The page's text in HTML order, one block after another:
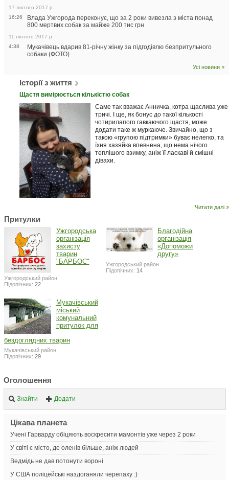
17 лютого 2017 р.
16:26
Влада Ужгорода переконує, що за 2 роки вивезла з міста понад
800 мертвих собак за майже 200 тис грн
11 лютого 2017 р.
4:38
Мукачівець вдарив 81-річну жінку за підгодівлю безпритульного
собаки (ФОТО)
Усі новини
Історії з життя
Щастя вимірюється кількістю собак
Саме так вважає Анничка, котра щаслива уже
тричі. І ще, як бонус до такої кількості
чотирилапого гавкаючого щастя, може
додати таке ж муркаюче. Звичайно, що з
такою «групою підтримки» буває нелегко, та
їхня хазяйка впевнена, що нема нічого
теплішого взимку, аніж її ласкаві й смішні
дівахи.
Читати далі
Притулки
Ужгородська
організація
захисту
тварин
"БАРБОС"
Ужгородський район
Підопічних: 22
Благодійна
організація
«Допоможи
другу»
Ужгородський район
Підопічних: 14
Мукачівський
міський
комунальний
притулок для
бездоглядних тварин
Мукачівський район
Підопічних: 29
Оголошення
Знайти Додати
Цікава планета
Учені Гарварду обіцяють воскресити мамонтів уже через 2 роки
У світі є місто, де оленів більше, аніж людей
Ведмідь не дав потонути вороні
У США поліцейські наздоганяли черепаху :)